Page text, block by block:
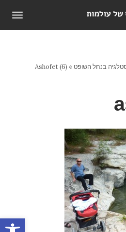
פתח
בנחל השופט »
Ashofet (6)